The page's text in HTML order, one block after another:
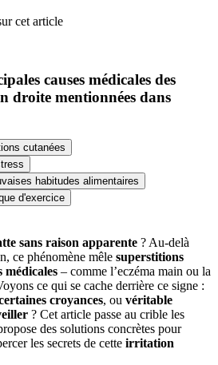
cet article
causes médicales des
droite mentionnées dans
cutanées
habitudes alimentaires
d'exercice
sans raison apparente ? Au-delà
ce phénomène mêle superstitions
médicales – comme l’eczéma main ou la
ce qui se cache derrière ce signe :
croyances, ou véritable
? Cet article passe au crible les
des solutions concrètes pour
les secrets de cette irritation